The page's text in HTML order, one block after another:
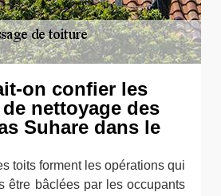
on confier les
nettoyage des
Suhare dans le
toits forment les opérations qui
être bâclées par les occupants